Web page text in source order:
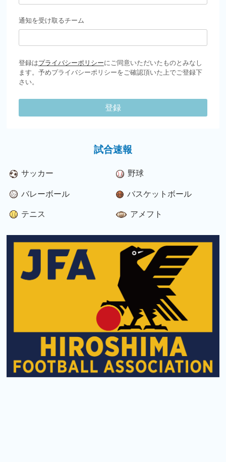
通知を受け取るチーム
登録はプライバシーポリシーにご同意いただいたものとみなし
ます。予めプライバシーポリシーをご確認頂いた上でご登録下
さい。
登録
試合速報
サッカー 野球
バレーボール バスケットボール
テニス アメフト